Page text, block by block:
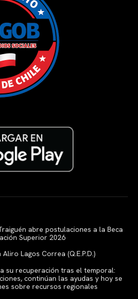
abre postulaciones a la Beca
Superior 2026
Lagos Correa (Q.E.P.D.)
su recuperación tras el temporal:
continúan las ayudas y hoy se
sobre recursos regionales